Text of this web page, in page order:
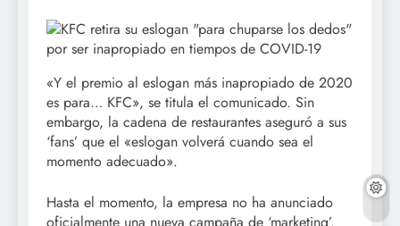
«Y el premio al eslogan más inapropiado de 2020
es para… KFC», se titula el comunicado. Sin
embargo, la cadena de restaurantes aseguró a sus
‘fans’ que el «eslogan volverá cuando sea el
momento adecuado».
Hasta el momento, la empresa no ha anunciado